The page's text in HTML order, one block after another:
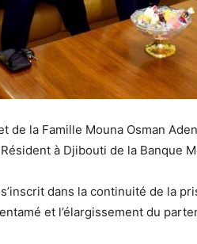
de la Famille Mouna Osman
à Djibouti de la Banque
dans la continuité de la
et l’élargissement du